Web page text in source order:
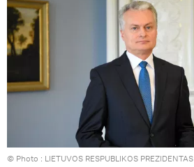
© Photo : LIETUVOS RESPUBLIKOS PREZIDENTAS